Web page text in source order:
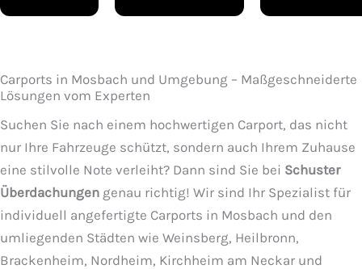
Carports in Mosbach und Umgebung – Maßgeschneiderte
Lösungen vom Experten
Suchen Sie nach einem hochwertigen Carport, das nicht
nur Ihre Fahrzeuge schützt, sondern auch Ihrem Zuhause
eine stilvolle Note verleiht? Dann sind Sie bei Schuster
Überdachungen genau richtig! Wir sind Ihr Spezialist für
individuell angefertigte Carports in Mosbach und den
umliegenden Städten wie Weinsberg, Heilbronn,
Brackenheim, Nordheim, Kirchheim am Neckar und